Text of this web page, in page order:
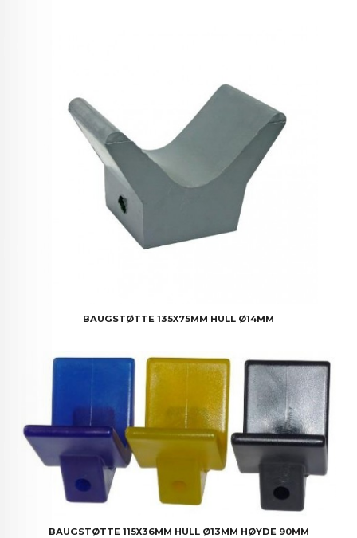
BAUGSTØTTE 135X75MM HULL Ø14MM
BAUGSTØTTE 115X36MM HULL Ø13MM HØYDE 90MM